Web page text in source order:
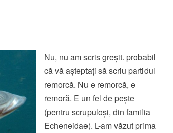
Nu, nu am scris greșit. probabil
că vă așteptați să scriu partidul
remorcă. Nu e remorcă, e
remoră. E un fel de pește
(pentru scrupuloși, din familia
Echeneidae). L-am văzut prima